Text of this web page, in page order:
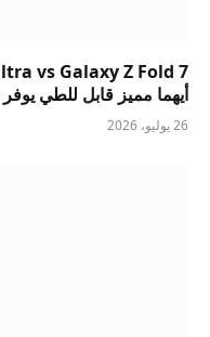
أيهما مميز قابل للطي
26 يوليو، 2026